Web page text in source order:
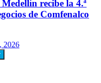
recibe la 4.ª
de Comfenalco
2026